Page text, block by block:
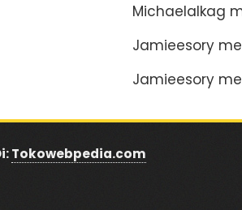
Michaelalkag
Jamieesory
Jamieesory
Tokowebpedia.com